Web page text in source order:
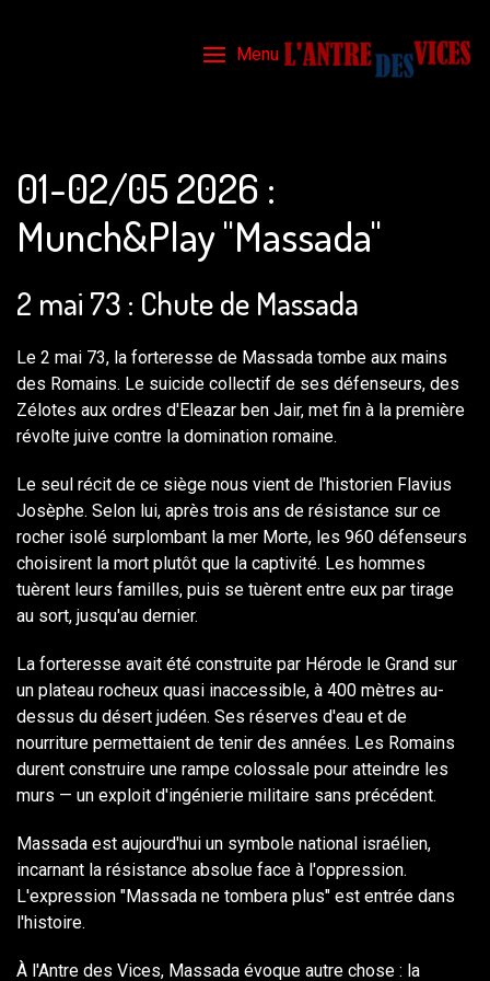
Menu
01-02/05 2026 :
Munch&Play "Massada"
2 mai 73 : Chute de Massada
Le 2 mai 73, la forteresse de Massada tombe aux mains
des Romains. Le suicide collectif de ses défenseurs, des
Zélotes aux ordres d'Eleazar ben Jair, met fin à la première
révolte juive contre la domination romaine.
Le seul récit de ce siège nous vient de l'historien Flavius
Josèphe. Selon lui, après trois ans de résistance sur ce
rocher isolé surplombant la mer Morte, les 960 défenseurs
choisirent la mort plutôt que la captivité. Les hommes
tuèrent leurs familles, puis se tuèrent entre eux par tirage
au sort, jusqu'au dernier.
La forteresse avait été construite par Hérode le Grand sur
un plateau rocheux quasi inaccessible, à 400 mètres au-
dessus du désert judéen. Ses réserves d'eau et de
nourriture permettaient de tenir des années. Les Romains
durent construire une rampe colossale pour atteindre les
murs — un exploit d'ingénierie militaire sans précédent.
Massada est aujourd'hui un symbole national israélien,
incarnant la résistance absolue face à l'oppression.
L'expression "Massada ne tombera plus" est entrée dans
l'histoire.
À l'Antre des Vices, Massada évoque autre chose : la